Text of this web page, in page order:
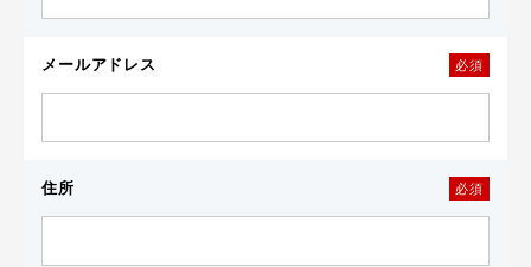
メールアドレス 必須
住所 必須